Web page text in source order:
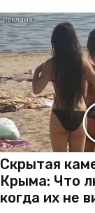
Скрытая
Крыма: Что
когда их не